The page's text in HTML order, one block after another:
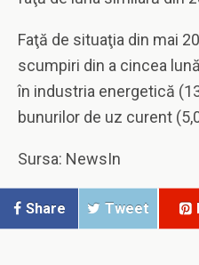
Faţă de situaţia din mai
scumpiri din a cincea
în industria energetică
bunurilor de uz curent
Sursa: NewsIn
Share Tweet